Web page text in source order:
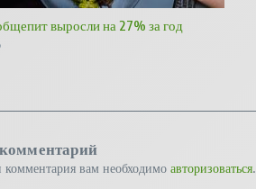
выросли на 27% за год
комментария вам необходимо авторизоваться.